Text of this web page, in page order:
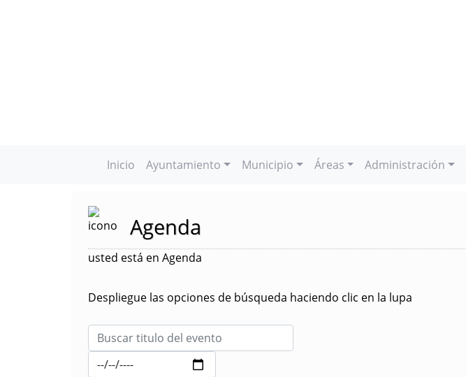
Inicio Ayuntamiento Municipio Áreas Administración
Agenda
usted está en Agenda
Despliegue las opciones de búsqueda haciendo clic en la lupa